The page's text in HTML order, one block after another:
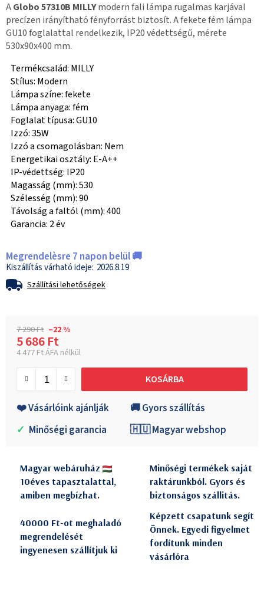
AGlobo 57310B MILLYmodern fali lámpa rugalmas karjával
precízen irányítható fényforrást biztosít. A fekete fém lámpa
GU10 foglalattal rendelkezik, IP20 védettségű, mérete
530x90x400 mm.
Termékcsalád: MILLY
Stílus: Modern
Lámpa színe: fekete
Lámpa anyaga: fém
Foglalat típusa: GU10
Izzó: 35W
Izzó a csomagolásban: Nem
Energetikai osztály: E-A++
IP-védettség: IP20
Magasság (mm): 530
Szélesség (mm): 90
Távolság a faltól (mm): 400
Garancia: 2 év
Megrendelèsre 7 napon belül 🚚
2026.8.19
Szállítási lehetőségek
7 290 Ft –22 %
5 686 Ft
4 477 Ft ÁFA nélkül
KOSÁRBA
❤️ Vásárlóink ajánlják
🚚 Gyors szállítás
✓ Minőségi garancia 🇭🇺 Magyar webshop
Magyar webáruház
10éves tapasztalattal,
amiben megbízhat.
Minőségi termékek saját
raktárunkból. Gyors és
biztonságos szállitás.
40000 Ft-ot meghaladó
megrendelését
ingyenesen szállítjuk ki
Képzett csapatunk segít
Önnek. Egyedi figyelmet
fordítunk minden
vásárlóra